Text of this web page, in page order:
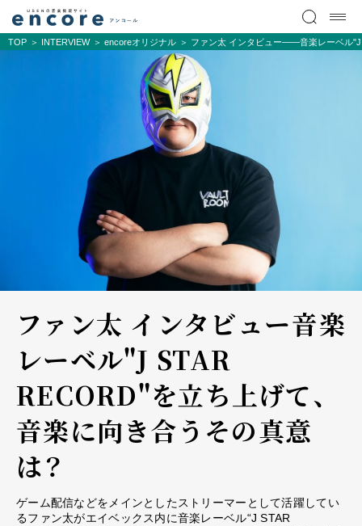
TOP INTERVIEW encoreオリジナル ファン太 インタビュー――音楽レーベル"J
ファン太 インタビュー――音楽
レーベル"J STAR
RECORD"を立ち上げて、
音楽に向き合うその真意
は？
ゲーム配信などをメインとしたストリーマーとして活躍してい
るファン太がエイベックス内に音楽レーベル“J STAR